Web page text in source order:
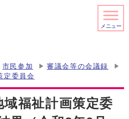
メニュー
市民参加
審議会等の会議録
定委員会
福祉計画策定委